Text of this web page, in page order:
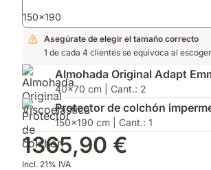
casa
premium
1
del
Test
Consumidor
2025
150x190
Asegúrate de elegir el tamaño correcto
1 de cada 4 clientes se equivoca al
Almohada Original Adapt
40x70 cm | Cant.: 2
Protector de colchón
150x190 cm | Cant.: 1
1365,90 €
Incl. 21% IVA